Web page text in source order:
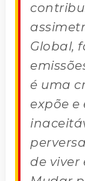
Global,
é uma
expõe e
de viver